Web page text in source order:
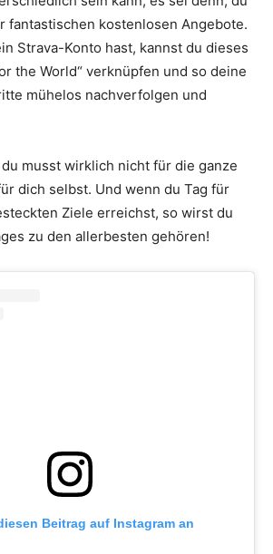
fantastischen kostenlosen Angebote.
Strava-Konto hast, kannst du dieses
the World“ verknüpfen und so deine
mühelos nachverfolgen und
musst wirklich nicht für die ganze
dich selbst. Und wenn du Tag für
Ziele erreichst, so wirst du
zu den allerbesten gehören!
Beitrag auf Instagram an